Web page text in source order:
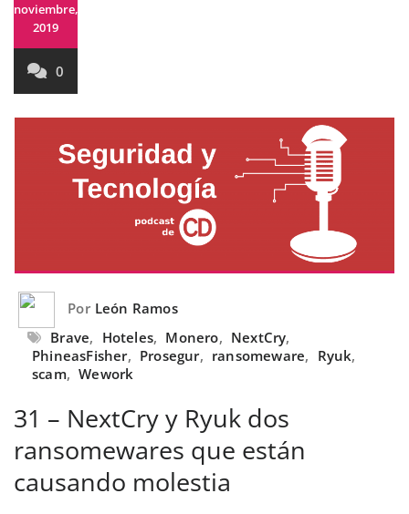
noviembre,
2019
0
Por León Ramos
Brave, Hoteles, Monero, NextCry,
PhineasFisher, Prosegur, ransomeware, Ryuk,
scam, Wework
31 – NextCry y Ryuk dos
ransomewares que están
causando molestia